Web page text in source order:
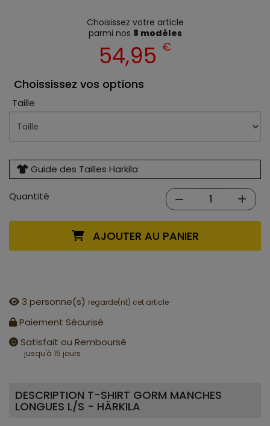
Choisissez votre article
parmi nos 8 modèles
54,95 €
Choississez vos options
Taille
Guide des Tailles Harkila
Quantité
AJOUTER AU PANIER
3 personne(s) regarde(nt) cet article
Paiement Sécurisé
Satisfait ou Remboursé
jusqu'à 15 jours
DESCRIPTION T-SHIRT GORM MANCHES
LONGUES L/S - HÄRKILA